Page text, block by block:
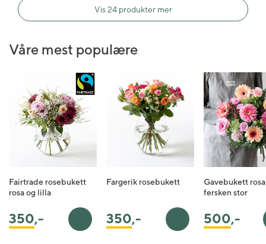
Vis 24 produkter mer
Våre mest populære
Fairtrade rosebukett
rosa og lilla
350,- Legg i handlekurv
Fargerik rosebukett
350,- Legg i handlekurv
Gavebukett
fersken stor
500,-